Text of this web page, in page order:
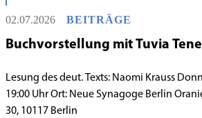
innergemeindlichen Wandels entstand
jüdische Grundschule zu gründen.
02.07.2026 BEITRÄGE
Buchvorstellung mit Tuvia
Lesung des deut. Texts: Naomi Krauss Donnerstag, 9. Juli 2026 |
19:00 Uhr Ort: Neue Synagoge Berlin Oranienburger Straße 28–
30, 10117 Berlin